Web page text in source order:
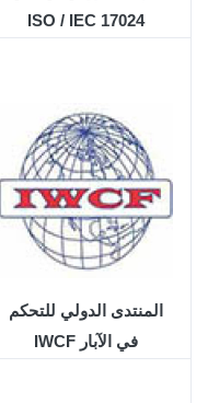
ISO / IEC 17024
المنتدى الدولي للتحكم
في الآبار IWCF